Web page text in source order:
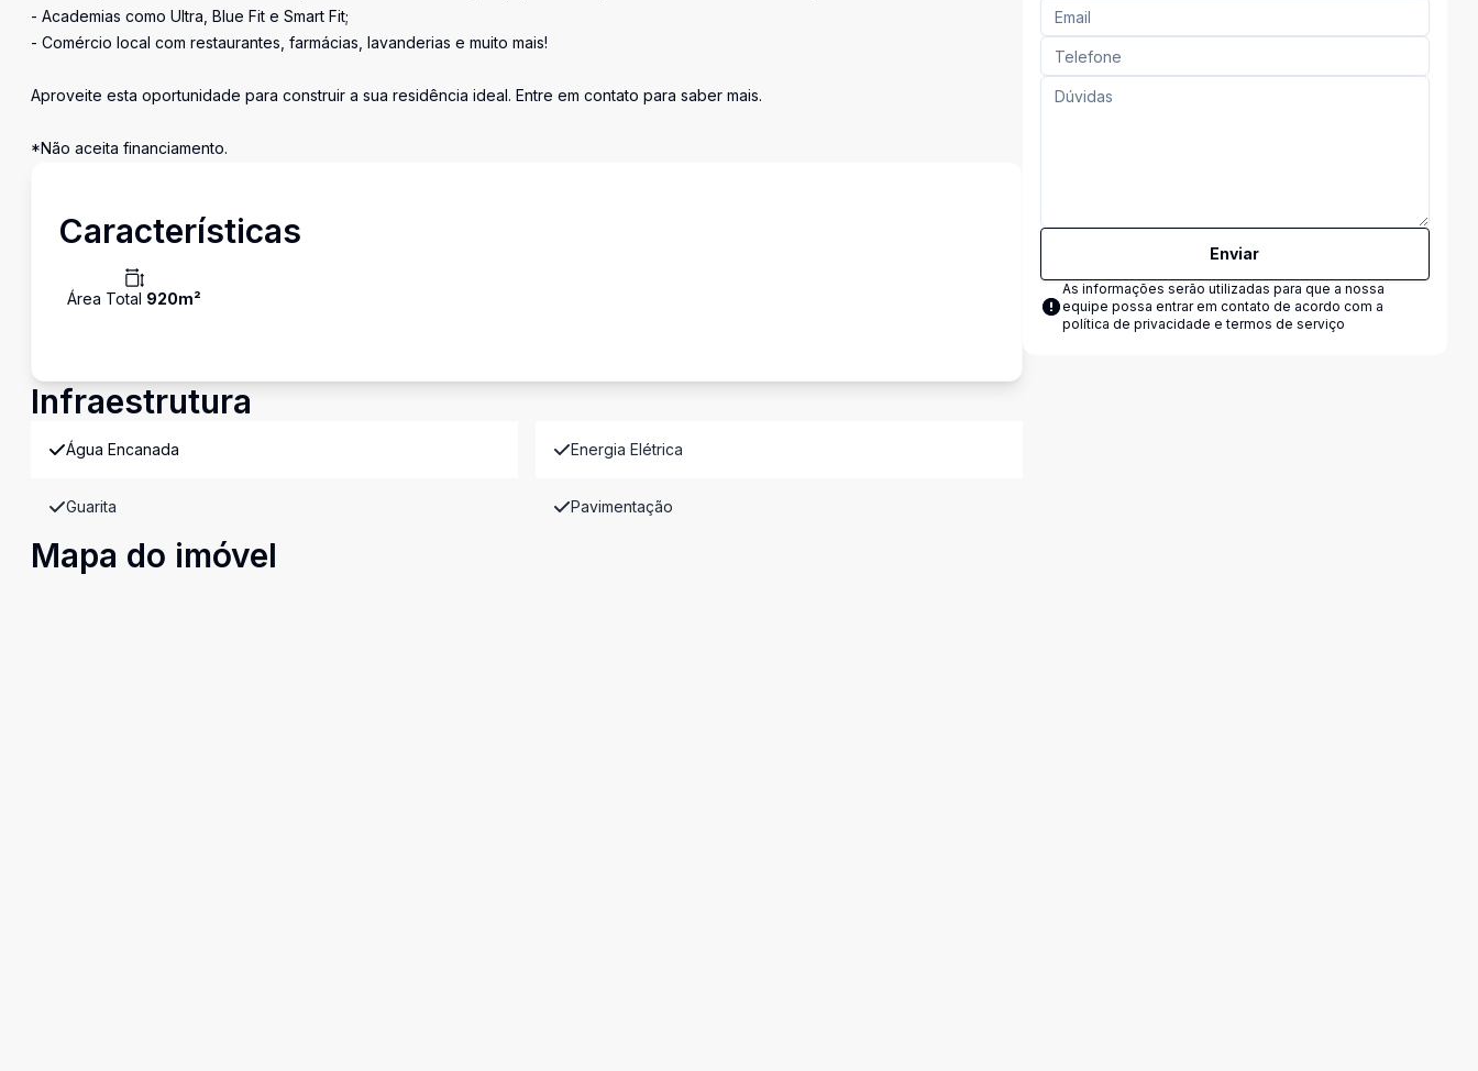
- Academias como Ultra, Blue Fit e Smart Fit;
- Comércio local com restaurantes, farmácias, lavanderias e muito mais!
Aproveite esta oportunidade para construir a sua residência ideal. Entre em contato para saber mais.
*Não aceita financiamento.
Características
Área Total 920m²
Infraestrutura
Água Encanada Energia Elétrica
Guarita Pavimentação
Mapa do imóvel
Enviar
As informações serão utilizadas para que a nossa
equipe possa entrar em contato de acordo com a
política de privacidade e termos de serviço